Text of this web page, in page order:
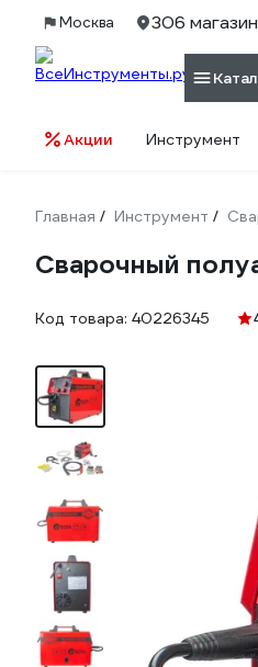
Москва 306
Акции Инструмент
Главная / Инструмент /
Сварочный
Код товара: 40226345